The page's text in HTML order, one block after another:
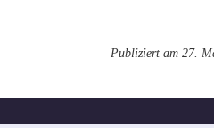
Publiziert am 27.